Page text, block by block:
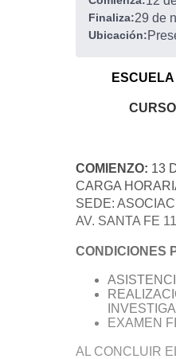
Finaliza:29 de
Ubicación:
COMIENZO: 13
CARGA
SEDE:
AV. SANTA FE
CONDICIONES
EXAMEN
AL CONCLUIR